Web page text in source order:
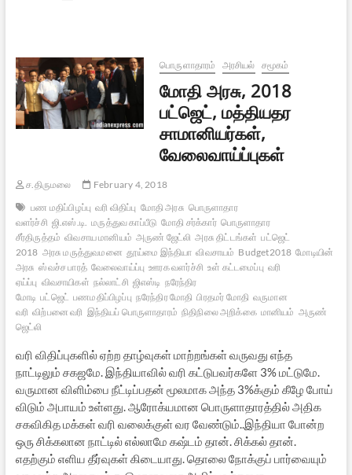
விமர்சனங்கள்
பொருளாதாரம் அரசியல் சமூகம்
மோதி அரசு, 2018
பட்ஜெட், மத்தியதர
சாமானியர்கள்,
வேலைவாய்ப்புகள்
ச.திருமலை
February 4, 2018
பண மதிப்பிழப்பு வரி விதிப்பு மோதி அரசு பொருளாதார
வளர்ச்சி ஜி.எஸ்.டி. மருத்துவ காப்பீடு மோதி சர்க்கார் பொருளாதார
சீர்திருத்தம் விவசாய மானியம் அருண் ஜேட்லி அரசு திட்டங்கள் பட்ஜெட்
2018 அரசு மருத்துவமனை தூய்மை இந்தியா விவசாயம் Budget2018 மோடியின்
அரசு ஸ்வச்ச பாரத் வேலைவாய்ப்பு ஊரக வளர்ச்சி உள் கட்டமைப்பு வரி
ஏய்ப்பு விவசாயிகள் நல்லாட்சி ஜிஎஸ்டி நரேந்திர
மோடி பட்ஜெட் பணமதிப்பிழப்பு நரேந்திர மோதி பிரதமர் மோதி வருமான
வரி விற்பனை வரி இந்தியப் பொருளாதாரம் நிதிநிலை அறிக்கை மானியம் அருண்
ஜெட்லி
வரி விதிப்புகளில் ஏற்ற தாழ்வுகள் மாற்றங்கள் வருவது எந்த
நாட்டிலும் சகஜமே. இந்தியாவில் வரி கட்டுபவர்களே 3% மட்டுமே.
வருமான விளிம்பை நீட்டிப்பதன் மூலமாக அந்த 3%க்கும் கீழே போய்
விடும் அபாயம் உள்ளது. ஆரோக்யமான பொருளாதாரத்தில் அதிக
சகவிகித மக்கள் வரி வலைக்குள் வர வேண்டும்..இந்தியா போன்ற
ஒரு சிக்கலான நாட்டில் எல்லாமே கஷ்டம் தான். சிக்கல் தான்.
எதற்கும் எளிய தீர்வுகள் கிடையாது. தொலை நோக்குப் பார்வையும்